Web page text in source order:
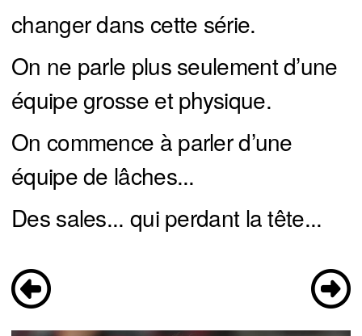
changer dans cette série.
On ne parle plus seulement d’une
équipe grosse et physique.
On commence à parler d’une
équipe de lâches...
Des sales... qui perdant la tête...